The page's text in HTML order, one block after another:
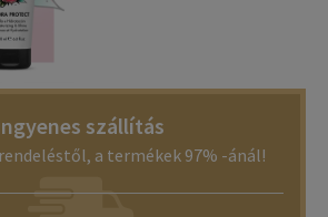
szállítás
rendeléstől, a termékek 97% -ánál!